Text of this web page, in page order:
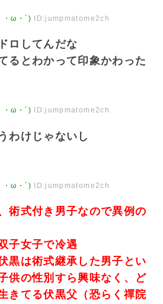
・ω・´) ID:jumpmatome2ch
ロしてんだな
るとわかって印象かわった
・ω・´) ID:jumpmatome2ch
わけじゃないし
・ω・´) ID:jumpmatome2ch
術式付き男子なので異例の
子女子で冷遇
黒は術式継承した男子とい
供の性別すら興味なく、ど
きてる伏黒父（恐らく禪院